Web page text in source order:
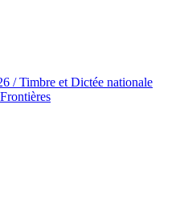
/ Timbre et Dictée nationale